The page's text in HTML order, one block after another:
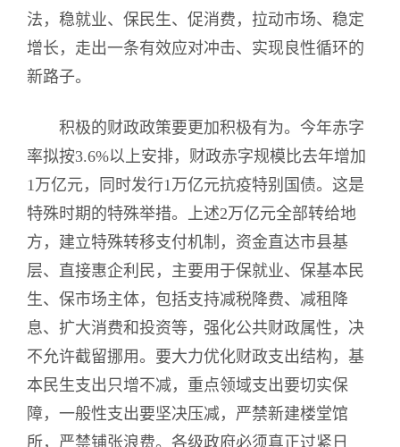
法，稳就业、保民生、促消费，拉动市场、稳定
增长，走出一条有效应对冲击、实现良性循环的
新路子。
积极的财政政策要更加积极有为。今年赤字
率拟按3.6%以上安排，财政赤字规模比去年增加
1万亿元，同时发行1万亿元抗疫特别国债。这是
特殊时期的特殊举措。上述2万亿元全部转给地
方，建立特殊转移支付机制，资金直达市县基
层、直接惠企利民，主要用于保就业、保基本民
生、保市场主体，包括支持减税降费、减租降
息、扩大消费和投资等，强化公共财政属性，决
不允许截留挪用。要大力优化财政支出结构，基
本民生支出只增不减，重点领域支出要切实保
障，一般性支出要坚决压减，严禁新建楼堂馆
所，严禁铺张浪费。各级政府必须真正过紧日